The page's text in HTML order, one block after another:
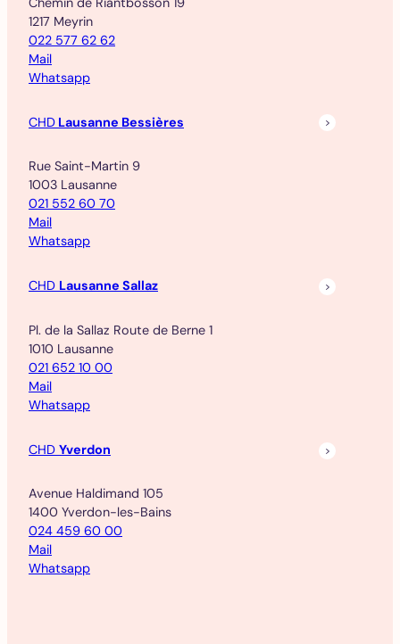
1217 Meyrin
022 577 62 62
Mail
Whatsapp
CHD Lausanne Bessières
Rue Saint-Martin 9
1003 Lausanne
021 552 60 70
Mail
Whatsapp
CHD Lausanne Sallaz
Pl. de la Sallaz Route de Berne 1
1010 Lausanne
021 652 10 00
Mail
Whatsapp
CHD Yverdon
Avenue Haldimand 105
1400 Yverdon-les-Bains
024 459 60 00
Mail
Whatsapp